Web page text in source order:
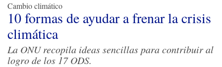
Cambio climático
10 formas de ayudar a frenar la crisis
climática
La ONU recopila ideas sencillas para contribuir al
logro de los 17 ODS.